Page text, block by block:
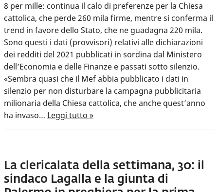
8 per mille: continua il calo di preferenze per la Chiesa
cattolica, che perde 260 mila firme, mentre si conferma il
trend in favore dello Stato, che ne guadagna 220 mila.
Sono questi i dati (provvisori) relativi alle dichiarazioni
dei redditi del 2021 pubblicati in sordina dal Ministero
dell’Economia e delle Finanze e passati sotto silenzio.
«Sembra quasi che il Mef abbia pubblicato i dati in
silenzio per non disturbare la campagna pubblicitaria
milionaria della Chiesa cattolica, che anche quest’anno
ha invaso… Leggi tutto »
La clericalata della settimana, 30: il
sindaco Lagalla e la giunta di